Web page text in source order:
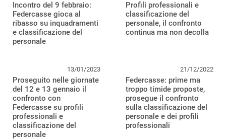
Incontro del 9 febbraio:
Federcasse gioca al
ribasso su inquadramenti
e classificazione del
personale
Profili professionali e
classificazione del
personale, il confronto
continua ma non decolla
13/01/2023
Proseguito nelle giornate
del 12 e 13 gennaio il
confronto con
Federcasse su profili
professionali e
classificazione del
personale
21/12/2022
Federcasse: prime ma
troppo timide proposte,
prosegue il confronto
sulla classificazione del
personale e dei profili
professionali